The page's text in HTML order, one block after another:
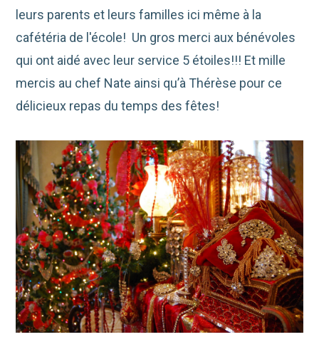
leurs parents et leurs familles ici même à la
cafétéria de l'école! Un gros merci aux bénévoles
qui ont aidé avec leur service 5 étoiles!!! Et mille
mercis au chef Nate ainsi qu’à Thérèse pour ce
délicieux repas du temps des fêtes!